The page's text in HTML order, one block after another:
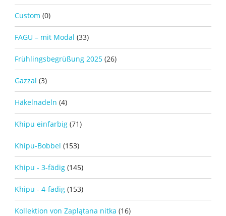
Custom (0)
FAGU – mit Modal (33)
Frühlingsbegrüßung 2025 (26)
Gazzal (3)
Häkelnadeln (4)
Khipu einfarbig (71)
Khipu-Bobbel (153)
Khipu - 3-fädig (145)
Khipu - 4-fädig (153)
Kollektion von Zaplątana nitka (16)